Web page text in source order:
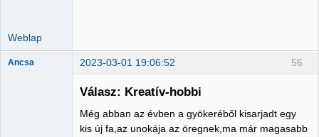
Weblap
56
Ancsa 2023-03-01 19:06:52
Válasz: Kreatív-hobbi
Még abban az évben a gyökeréből kisarjadt egy
kis új fa,az unokája az öregnek,ma már magasabb